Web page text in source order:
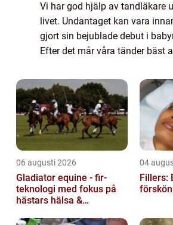
Vi har god hjälp av tandläkare
livet. Undantaget kan vara
gjort sin bejublade debut i
Efter det mår våra tänder bäst
skötseln därhemma, men
06 augusti 2026
Gladiator equine - fir-
teknologi med fokus på
hästars hälsa &
04
Fillers: